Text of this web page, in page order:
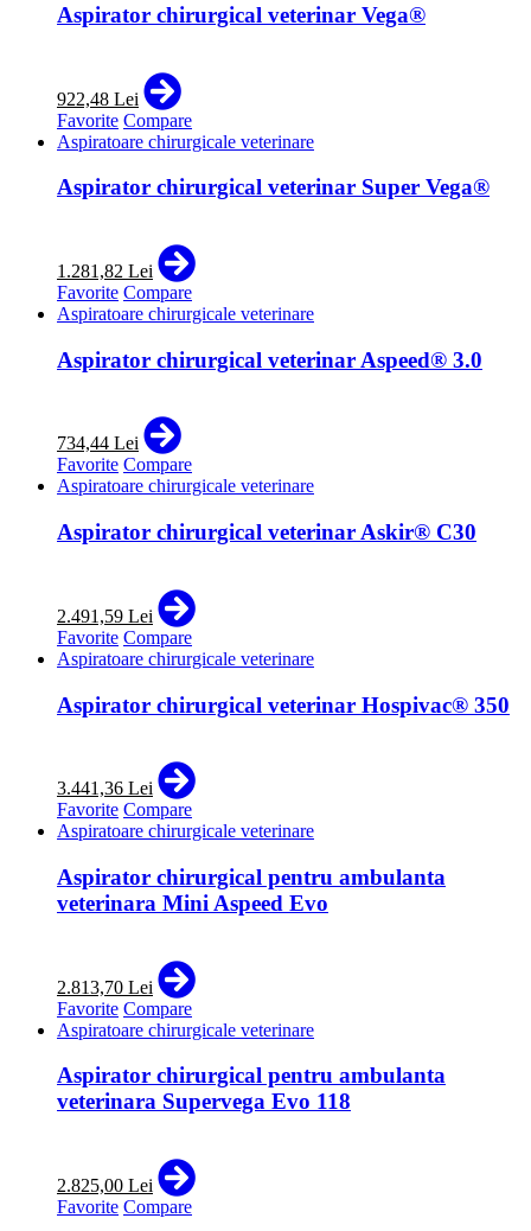
Aspirator chirurgical veterinar Vega®
922,48 Lei
Favorite Compare
Aspiratoare chirurgicale veterinare
Aspirator chirurgical veterinar Super Vega®
1.281,82 Lei
Favorite Compare
Aspiratoare chirurgicale veterinare
Aspirator chirurgical veterinar Aspeed® 3.0
734,44 Lei
Favorite Compare
Aspiratoare chirurgicale veterinare
Aspirator chirurgical veterinar Askir® C30
2.491,59 Lei
Favorite Compare
Aspiratoare chirurgicale veterinare
Aspirator chirurgical veterinar Hospivac® 350
3.441,36 Lei
Favorite Compare
Aspiratoare chirurgicale veterinare
Aspirator chirurgical pentru ambulanta
veterinara Mini Aspeed Evo
2.813,70 Lei
Favorite Compare
Aspiratoare chirurgicale veterinare
Aspirator chirurgical pentru ambulanta
veterinara Supervega Evo 118
2.825,00 Lei
Favorite Compare